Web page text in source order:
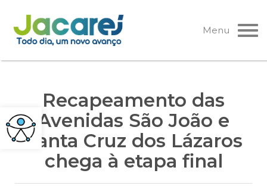
Pular
para
o
Menu
Recapeamento das
Avenidas São João e
Santa Cruz dos Lázaros
chega à etapa final